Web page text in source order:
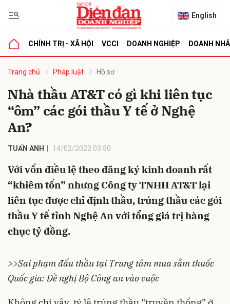
English
CHÍNH TRỊ - XÃ HỘI VCCI DOANH NGHIỆP DOANH
Trang chủ Pháp luật Hồ sơ
Nhà thầu AT&T có gì khi liên tục
“ôm” các gói thầu Y tế ở Nghệ
An?
TUẤN ANH 14/02/2022 03:50
Với vốn điều lệ theo đăng ký kinh doanh rất
“khiêm tốn” nhưng Công ty TNHH AT&T lại
liên tục được chỉ định thầu, trúng thầu các gói
thầu Y tế tỉnh Nghệ An với tổng giá trị hàng
chục tỷ đồng.
>>Sai phạm đấu thầu tại Trung tâm mua sắm thuốc
Quốc gia: Đề nghị Bộ Công an vào cuộc
luận
Hủy